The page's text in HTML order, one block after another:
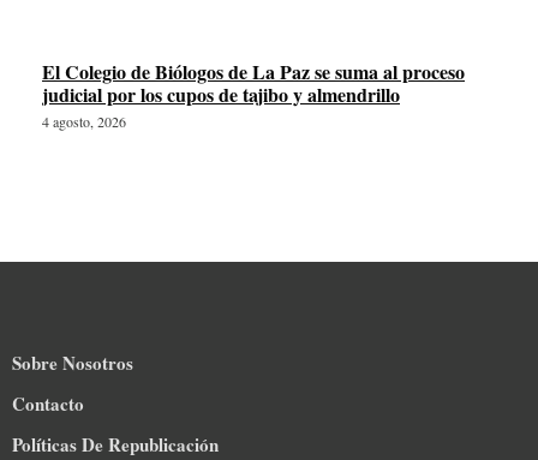
El Colegio de Biólogos de La Paz se suma al proceso
judicial por los cupos de tajibo y almendrillo
4 agosto, 2026
Sobre Nosotros
Contacto
Políticas De Republicación